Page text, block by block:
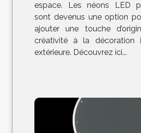
espace. Les néons LED
sont devenus une option
ajouter une touche
créativité à la décoration
extérieure. Découvrez ici...